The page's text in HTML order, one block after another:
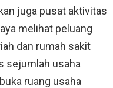
juga pusat aktivitas
melihat peluang
dan rumah sakit
sejumlah usaha
ruang usaha